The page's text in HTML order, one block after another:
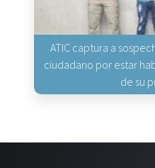
ATIC captura a
ciudadano por estar
de su